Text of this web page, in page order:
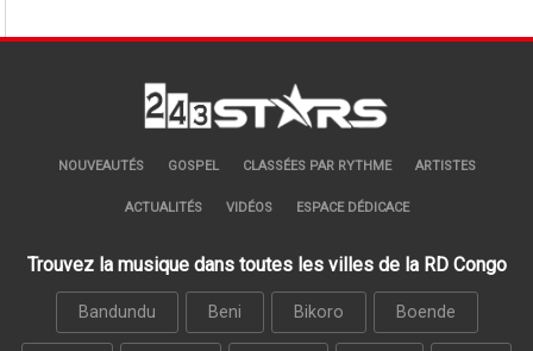
NOUVEAUTÉS GOSPEL CLASSÉES PAR RYTHME ARTISTES
ACTUALITÉS VIDÉOS ESPACE DÉDICACE
Trouvez la musique dans toutes les villes de la RD Congo
Bandundu Beni Bikoro Boende